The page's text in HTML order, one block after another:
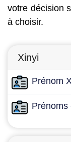
votre décision
à choisir.
Xinyi
Prénom
Prénoms